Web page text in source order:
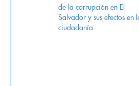
de la corrupción en El
Salvador y sus efectos en
ciudadanía